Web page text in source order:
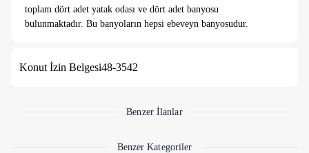
toplam dört adet yatak odası ve dört adet banyosu
bulunmaktadır. Bu banyoların hepsi ebeveyn banyosudur.
üst katta yer almaktadır. Odaların iki tanesinde çift kişilik
Konut İzin Belgesi48-3542
Benzer İlanlar
Benzer Kategoriler